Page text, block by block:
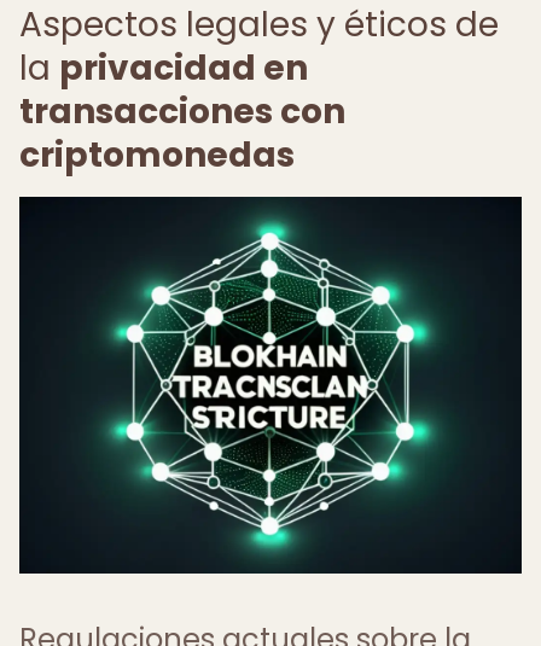
Aspectos legales y éticos de
la privacidad en
transacciones con
criptomonedas